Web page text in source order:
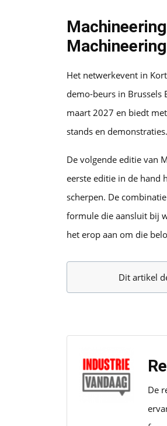
Het netwerkevent in
demo-beurs in Brussels
maart 2027 en biedt
stands en
De volgende editie van
eerste editie in de hand
scherpen. De
formule die aansluit bij
het erop aan om die
Dit artikel
De